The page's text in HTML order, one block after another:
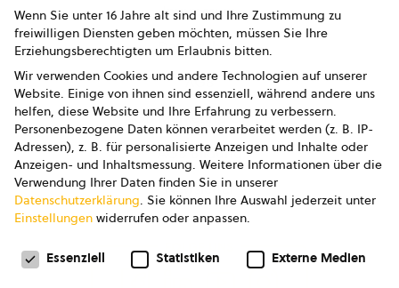
Impressum
Datenschutz
AGB
AGB Marketing GmbH
AGB Bildung
Newsletter
Wenn Sie unter 16 Jahre alt sind und Ihre Zustimmung zu
freiwilligen Diensten geben möchten, müssen Sie Ihre
Erziehungsberechtigten um Erlaubnis bitten.
Wir verwenden Cookies und andere Technologien auf unserer
Website. Einige von ihnen sind essenziell, während andere uns
helfen, diese Website und Ihre Erfahrung zu verbessern.
Personenbezogene Daten können verarbeitet werden (z. B. IP-
Adressen), z. B. für personalisierte Anzeigen und Inhalte oder
Anzeigen- und Inhaltsmessung. Weitere Informationen über die
Verwendung Ihrer Daten finden Sie in unserer
Datenschutzerklärung. Sie können Ihre Auswahl jederzeit unter
Einstellungen widerrufen oder anpassen.
Datenschutzeinstellungen
Essenziell Statistiken Externe Medien